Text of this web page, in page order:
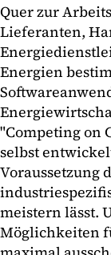
Quer zur
Lieferanten,
Energien
"Competing on
selbst
Voraussetzung
meistern lässt.
Möglichkeiten